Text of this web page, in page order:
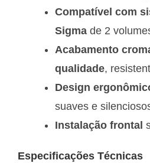
Compatível com
Sigma de 2
Acabamento
qualidade,
Design
suaves e
Instalação frontal
Especificações Técnicas